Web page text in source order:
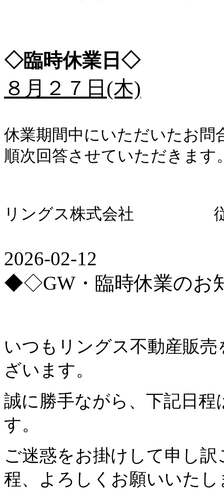
◇臨時休業日◇
８月２７日(木)
休業期間中にいただいたお問
順次回答させていただきます
リングス株式会社 従
2026-02-12
◆◇GW・臨時休業のお
いつもリングス不動産販
ざいます。
誠に勝手ながら、下記日
す。
ご迷惑をお掛けして申し
程、よろしくお願いいたし